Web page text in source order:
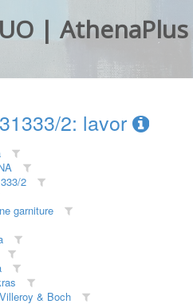
| AthenaPlus
2: lavor
2
garniture
& Boch